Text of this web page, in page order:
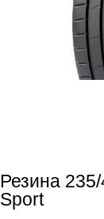
Резина
Sport